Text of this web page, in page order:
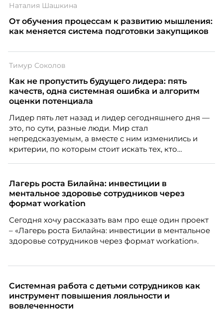
Наталия Шашкина
От обучения процессам к развитию мышления:
как меняется система подготовки закупщиков
Тимур Соколов
Как не пропустить будущего лидера: пять
качеств, одна системная ошибка и алгоритм
оценки потенциала
Лидер пять лет назад и лидер сегодняшнего дня —
это, по сути, разные люди. Мир стал
непредсказуемым, а вместе с ним изменились и
критерии, по которым стоит искать тех, кто
«свадебного генерала», почему стандартные
системы оценки часто упускают самых талантливых
людей и как выявить лидерский потенциал ещё до
Тимур Соколов, ключевой эксперт по
стратегическому развитию и формированию
культуры лидерства в организациях.
Лагерь роста Билайна: инвестиции в
ментальное здоровье сотрудников через
формат workation
Сегодня хочу рассказать вам про еще один проект
– «Лагерь роста Билайна: инвестиции в ментальное
здоровье сотрудников через формат workation».
Системная работа с детьми сотрудников как
инструмент повышения лояльности и
вовлеченности